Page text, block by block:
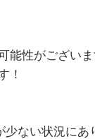
能性がございま
！
ない状況にあ